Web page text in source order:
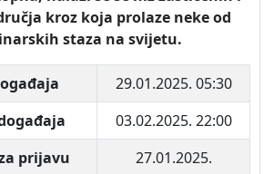
kroz koja prolaze neke od
staza na svijetu.
29.01.2025. 05:30
03.02.2025. 22:00
prijavu
27.01.2025.